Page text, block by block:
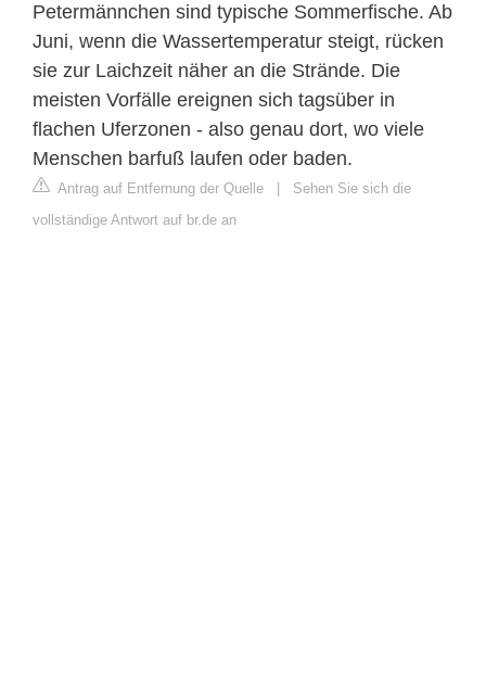
Petermännchen sind typische Sommerfische. Ab
Juni, wenn die Wassertemperatur steigt, rücken
sie zur Laichzeit näher an die Strände. Die
meisten Vorfälle ereignen sich tagsüber in
flachen Uferzonen - also genau dort, wo viele
Menschen barfuß laufen oder baden.
Antrag auf Entfernung der Quelle
Sehen Sie sich die
vollständige Antwort auf br.de an